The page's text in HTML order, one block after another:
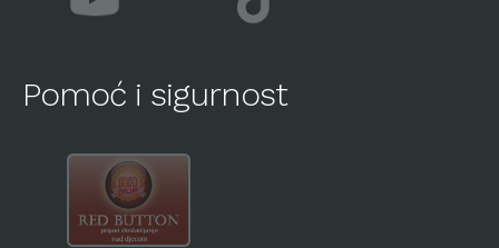
Pomoć i sigurnost